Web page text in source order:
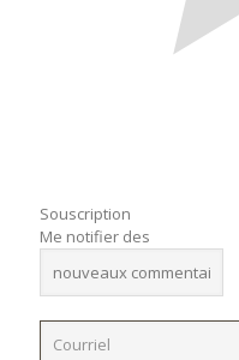
Souscription
Me notifier des